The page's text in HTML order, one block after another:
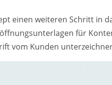
einen weiteren Schritt in
für
vom Kunden